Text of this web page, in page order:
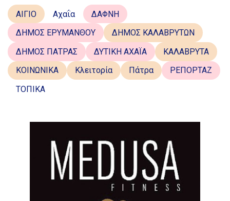
ΑΙΓΙΟ Αχαΐα
ΔΑΦΝΗ
ΔΗΜΟΣ ΕΡΥΜΑΝΘΟΥ
ΔΗΜΟΣ ΚΑΛΑΒΡΥΤΩΝ
ΔΗΜΟΣ ΠΑΤΡΑΣ
ΔΥΤΙΚΗ ΑΧΑΪΑ
ΚΑΛΑΒΡΥΤΑ
ΚΟΙΝΩΝΙΚΑ
Κλειτορία Πάτρα
ΡΕΠΟΡΤΑΖ
ΤΟΠΙΚΑ